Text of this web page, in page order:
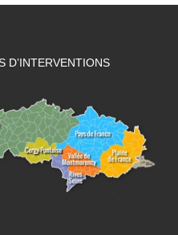
D’INTERVENTIONS